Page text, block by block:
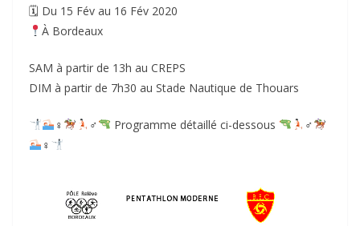
🗓 Du 15 Fév au 16 Fév 2020
À Bordeaux
SAM à partir de 13h au CREPS
DIM à partir de 7h30 au Stade Nautique de Thouars
‍♀ ‍♂ Programme détaillé ci-dessous
‍♂
‍♀